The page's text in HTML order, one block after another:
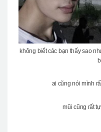
không biết các bạn thấy sao
ai cũng nói mình
mũi cũng rất